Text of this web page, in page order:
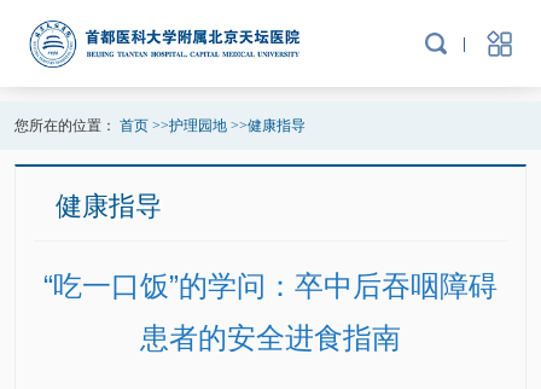
您所在的位置： 首页>>护理园地>>健康指导
健康指导
“吃一口饭”的学问：卒中后吞咽障碍
患者的安全进食指南